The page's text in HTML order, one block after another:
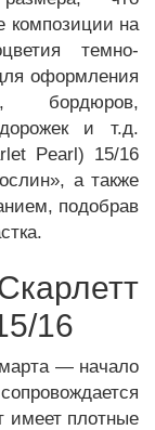
композиции на
темно-
оформления
бордюров,
и т.д.
Pearl) 15/16
а также
подобрав
16
марта — начало
имеет плотные